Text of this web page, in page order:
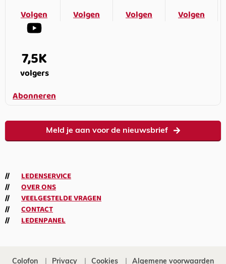
Volgen
Volgen
Volgen
Volgen
7,5K
volgers
Abonneren
Meld je aan voor de nieuwsbrief
LEDENSERVICE
OVER ONS
VEELGESTELDE VRAGEN
CONTACT
LEDENPANEL
Colofon Privacy Cookies Algemene voorwaarden